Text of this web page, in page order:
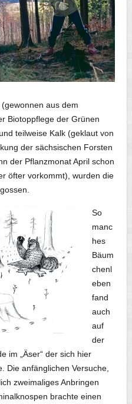
aus dem
Biotoppflege der Grünen
teilweise Kalk (geklaut von
der sächsischen Forsten
der Pflanzmonat April schon
öfter vorkommt), wurden die
So
manc
hes
Bäum
chenl
eben
fand
auch
auf
der
im „Äser“ der sich hier
Die anfänglichen Versuche,
zweimaliges Anbringen
brachte einen